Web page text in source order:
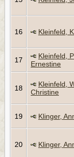
16 Kleinfeld,
17
Kleinfeld,
Ernestine
18
Kleinfeld,
Christine
19 Klinger,
20 Klinger,